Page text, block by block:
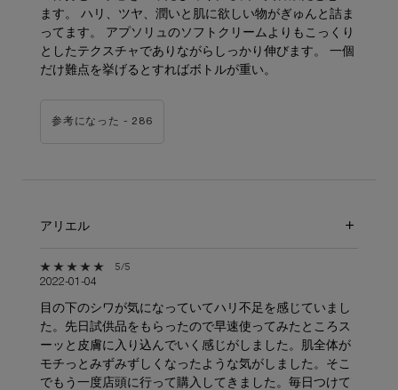
ます。 ハリ、ツヤ、潤いと肌に欲しい物がぎゅんと詰ま
ってます。 アプソリュのソフトクリームよりもこっくり
としたテクスチャでありながらしっかり伸びます。 一個
だけ難点を挙げるとすればボトルが重い。
参考になった - 286
アリエル
5星中5。 5/5
2022-01-04
目の下のシワが気になっていてハリ不足を感じていまし
た。先日試供品をもらったので早速使ってみたところス
ーッと皮膚に入り込んでいく感じがしました。肌全体が
モチっとみずみずしくなったような気がしました。そこ
でもう一度店頭に行って購入してきました。毎日つけて